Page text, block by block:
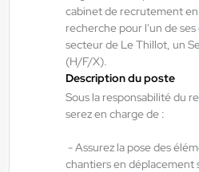
cabinet de recrutement en
recherche pour l'un de ses
secteur de Le Thillot, un
(H/F/X).
Description du poste
Sous la responsabilité du
serez en charge de :
- Assurez la pose des
chantiers en déplacement
Manœuvre BTP H/F/X
Rambervillers , France
Interim
12,31 €/h - 13,00 €/h
Au:31/10/26